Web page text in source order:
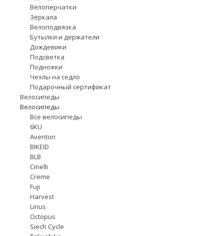
Велоперчатки
Зеркала
Велоподвязка
Бутылки и держатели
Дождевики
Подсветка
Подножки
Чехлы на седло
Подарочный сертификат
Велосипеды
Велосипеды
Все велосипеды
6KU
Aventon
BIKEID
BLB
Cinelli
Creme
Fuji
Harvest
Linus
Octopus
Siech Cycle